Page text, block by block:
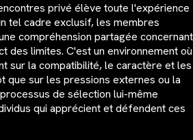
privé élève toute l'expérience
tel cadre exclusif, les membres
compréhension partagée concernant
des limites. C'est un environnement où
sur la compatibilité, le caractère et les
que sur les pressions externes ou la
de sélection lui-même
qui apprécient et défendent ces